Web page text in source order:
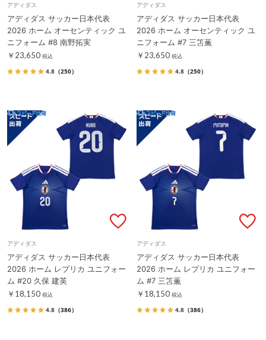
アディダス
アディダス サッカー日本代表
2026 ホーム オーセンティック ユ
ニフォーム #8 南野拓実
￥23,650 税込
4.8 （250）
アディダス
アディダス サッカー日本代表
2026 ホーム オーセンティック ユ
ニフォーム #7 三笘薫
￥23,650 税込
4.8 （250）
アディダス
アディダス サッカー日本代表
2026 ホーム レプリカ ユニフォー
ム #20 久保 建英
￥18,150 税込
4.8 （386）
アディダス
アディダス サッカー日本代表
2026 ホーム レプリカ ユニフォー
ム #7 三笘薫
￥18,150 税込
4.8 （386）